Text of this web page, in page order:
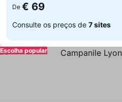
De € 69
Consulte os preços de 7 sites
Escolha popular